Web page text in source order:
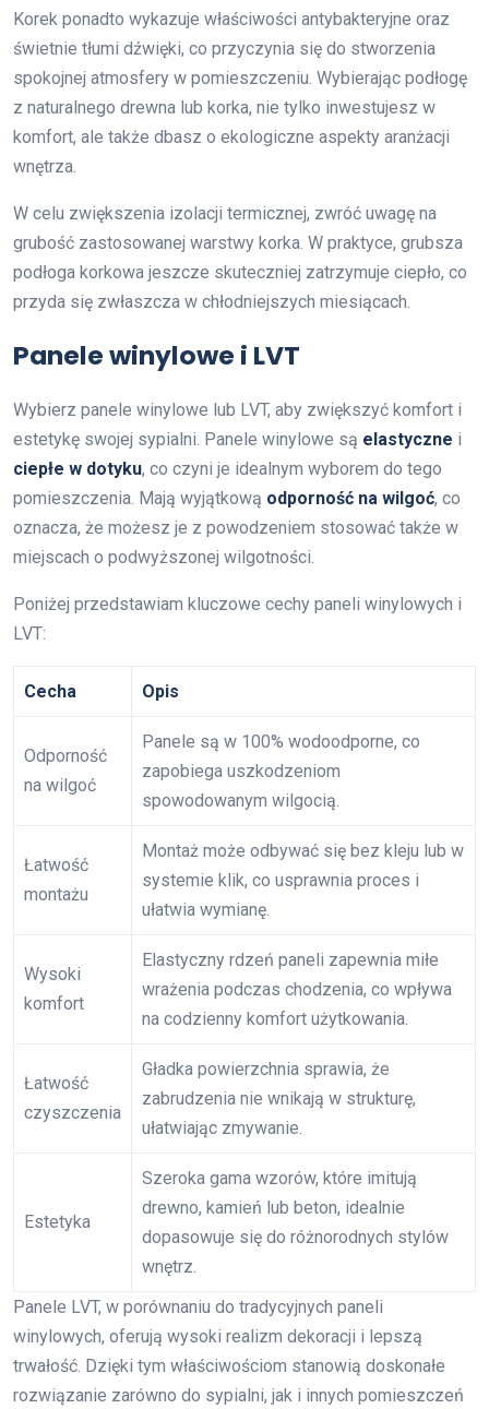
Korek ponadto wykazuje właściwości antybakteryjne oraz
świetnie tłumi dźwięki, co przyczynia się do stworzenia
spokojnej atmosfery w pomieszczeniu. Wybierając podłogę
z naturalnego drewna lub korka, nie tylko inwestujesz w
komfort, ale także dbasz o ekologiczne aspekty aranżacji
wnętrza.
W celu zwiększenia izolacji termicznej, zwróć uwagę na
grubość zastosowanej warstwy korka. W praktyce, grubsza
podłoga korkowa jeszcze skuteczniej zatrzymuje ciepło, co
przyda się zwłaszcza w chłodniejszych miesiącach.
Panele winylowe i LVT
Wybierz panele winylowe lub LVT, aby zwiększyć komfort i
estetykę swojej sypialni. Panele winylowe są elastyczne i
ciepłe w dotyku, co czyni je idealnym wyborem do tego
pomieszczenia. Mają wyjątkową odporność na wilgoć, co
oznacza, że możesz je z powodzeniem stosować także w
miejscach o podwyższonej wilgotności.
Poniżej przedstawiam kluczowe cechy paneli winylowych i
LVT:
Cecha Opis
Odporność
na wilgoć
Panele są w 100% wodoodporne, co
zapobiega uszkodzeniom
spowodowanym wilgocią.
Łatwość
montażu
Montaż może odbywać się bez kleju lub w
systemie klik, co usprawnia proces i
ułatwia wymianę.
Wysoki
komfort
Elastyczny rdzeń paneli zapewnia miłe
wrażenia podczas chodzenia, co wpływa
na codzienny komfort użytkowania.
Łatwość
czyszczenia
Gładka powierzchnia sprawia, że
zabrudzenia nie wnikają w strukturę,
ułatwiając zmywanie.
Estetyka
Szeroka gama wzorów, które imitują
drewno, kamień lub beton, idealnie
dopasowuje się do różnorodnych stylów
wnętrz.
Panele LVT, w porównaniu do tradycyjnych paneli
winylowych, oferują wysoki realizm dekoracji i lepszą
trwałość. Dzięki tym właściwościom stanowią doskonałe
rozwiązanie zarówno do sypialni, jak i innych pomieszczeń